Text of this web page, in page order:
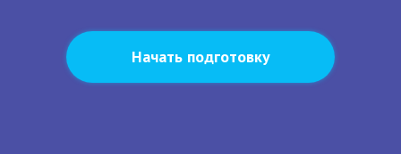
Начать подготовку